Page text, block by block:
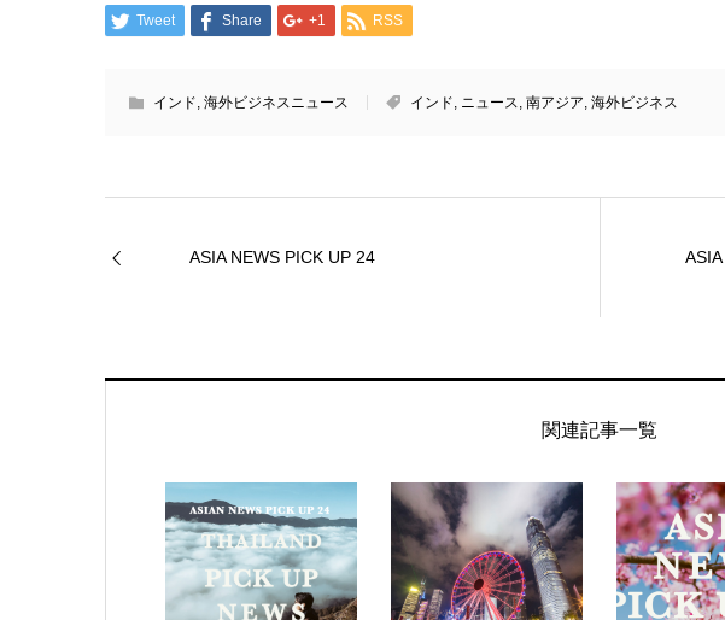
Tweet Share +1 RSS
インド, 海外ビジネスニュース インド, ニュース, 南アジア, 海外ビジネス
ASIA NEWS PICK UP 24
関連記事一覧